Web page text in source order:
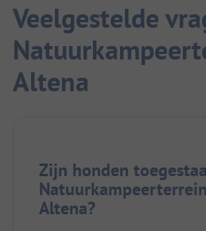
Veelgestelde
Altena
Zijn honden
Altena?